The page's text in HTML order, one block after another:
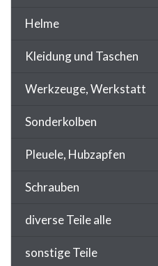
Helme
Kleidung und Taschen
Werkzeuge, Werkstatt
Sonderkolben
Pleuele, Hubzapfen
Schrauben
diverse Teile alle
sonstige Teile